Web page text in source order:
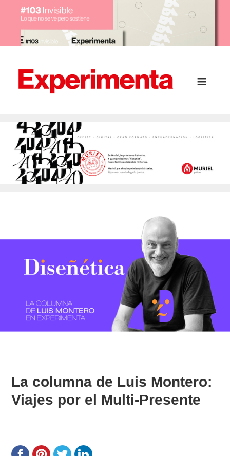
La columna de Luis Montero:
Viajes por el Multi-Presente